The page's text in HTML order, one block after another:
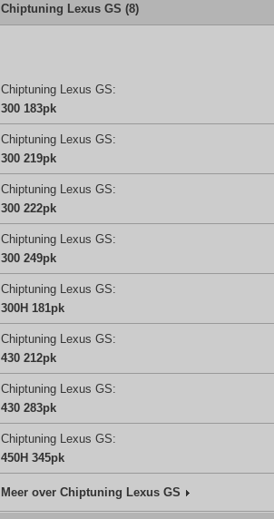
Chiptuning Lexus GS (8)
Chiptuning Lexus GS:
300 183pk
Chiptuning Lexus GS:
300 219pk
Chiptuning Lexus GS:
300 222pk
Chiptuning Lexus GS:
300 249pk
Chiptuning Lexus GS:
300H 181pk
Chiptuning Lexus GS:
430 212pk
Chiptuning Lexus GS:
430 283pk
Chiptuning Lexus GS:
450H 345pk
Meer over Chiptuning Lexus GS